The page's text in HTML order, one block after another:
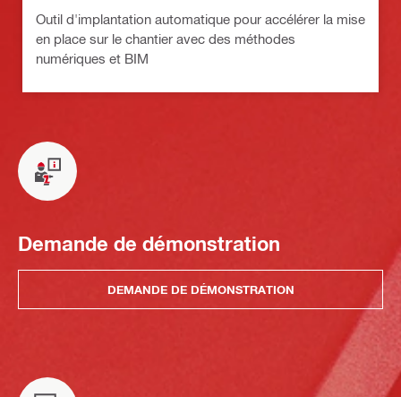
Outil d'implantation automatique pour accélérer la mise
en place sur le chantier avec des méthodes
numériques et BIM
Demande de démonstration
DEMANDE DE DÉMONSTRATION